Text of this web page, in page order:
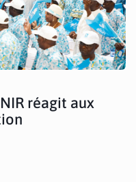
réagit aux